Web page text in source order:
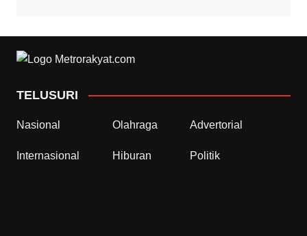
TELUSURI
Nasional Olahraga Advertorial
Internasional Hiburan Politik